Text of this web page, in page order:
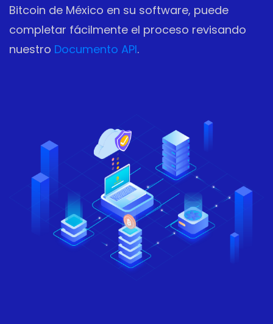
Bitcoin de México en su software, puede
completar fácilmente el proceso revisando
nuestro Documento API.